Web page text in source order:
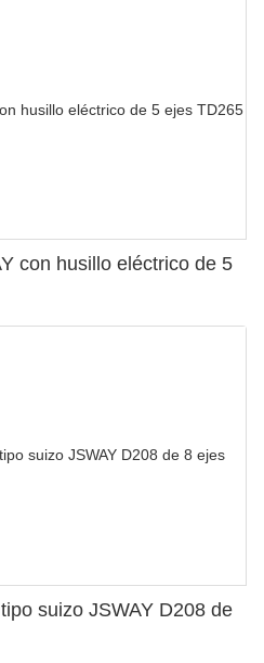
con husillo eléctrico de 5
suizo JSWAY D208 de